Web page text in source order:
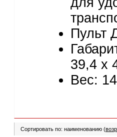
Пульт
39,4 x
Вес:
Сортировать по: наименованию (возр